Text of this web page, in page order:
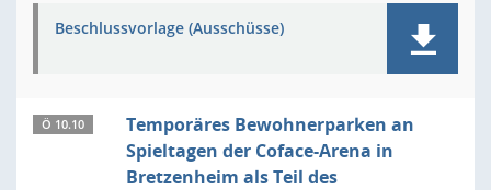
Beschlussvorlage (Ausschüsse)
Ö 10.10
Temporäres Bewohnerparken an
Spieltagen der Coface-Arena in
Bretzenheim als Teil des